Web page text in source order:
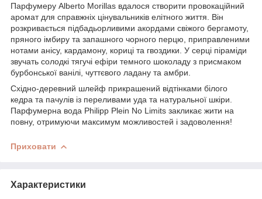
Парфумеру Alberto Morillas вдалося створити провокаційний
аромат для справжніх цінувальників елітного життя. Він
розкривається підбадьорливими акордами свіжого бергамоту,
пряного імбиру та запашного чорного перцю, приправленими
нотами анісу, кардамону, кориці та гвоздики. У серці піраміди
звучать солодкі тягучі ефіри темного шоколаду з присмаком
бурбонської ванілі, чуттєвого ладану та амбри.
Східно-деревний шлейф прикрашений відтінками білого
кедра та пачулів із переливами уда та натуральної шкіри.
Парфумерна вода Philipp Plein No Limits закликає жити на
повну, отримуючи максимум можливостей і задоволення!
Приховати
Характеристики